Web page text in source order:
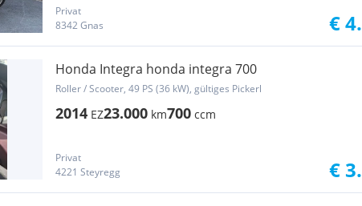
Privat
8342 Gnas
€
Honda Integra honda integra 700
Roller / Scooter, 49 PS (36 kW), gültiges Pickerl
2014 EZ23.000 km700 ccm
Privat
4221 Steyregg
€